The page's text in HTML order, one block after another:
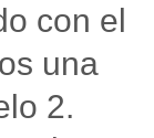
con el
una
2.